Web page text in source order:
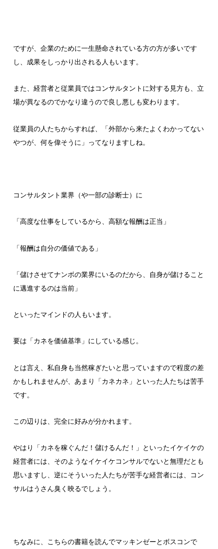
ですが、企業のために一生懸命されている方の方が多いです
し、成果をしっかり出される人もいます。
また、経営者と従業員ではコンサルタントに対する見方も、立
場が異なるのでかなり違うので良し悪しも変わります。
従業員の人たちからすれば、「外部から来たよくわかってない
やつが、何を偉そうに」ってなりますしね。
コンサルタント業界（や一部の診断士）に
「高度な仕事をしているから、高額な報酬は正当」
「報酬は自分の価値である」
「儲けさせてナンボの業界にいるのだから、自身が儲けること
に邁進するのは当前」
といったマインドの人もいます。
要は「カネを価値基準」にしている感じ。
とは言え、私自身も当然稼ぎたいと思っていますので程度の差
かもしれませんが、あまり「カネカネ」といった人たちは苦手
です。
この辺りは、完全に好みが分かれます。
やはり「カネを稼ぐんだ！儲けるんだ！」といったイケイケの
経営者には、そのようなイケイケコンサルでないと無理だとも
思いますし、逆にそういった人たちが苦手な経営者には、コン
サルはうさん臭く映るでしょう。
ちなみに、こちらの書籍を読んでマッキンゼーとボスコンで